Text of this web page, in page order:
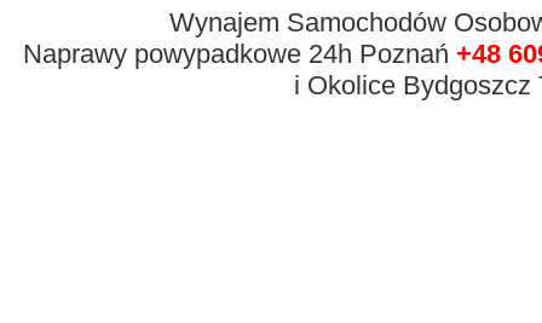
Wynajem Samochodów
Naprawy powypadkowe 24h Poznań +48
i Okolice Bydgoszcz